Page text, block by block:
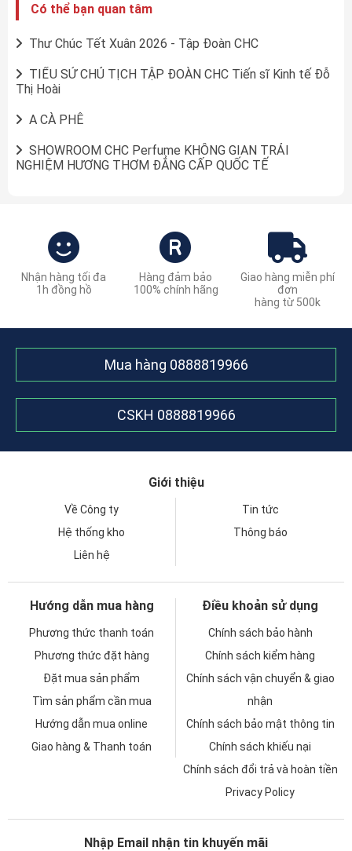
Có thể bạn quan tâm
Thư Chúc Tết Xuân 2026 - Tập Đoàn CHC
TIỂU SỬ CHỦ TỊCH TẬP ĐOÀN CHC Tiến sĩ Kinh tế Đỗ
Thị Hoài
A CÀ PHÊ
SHOWROOM CHC Perfume KHÔNG GIAN TRẢI
NGHIỆM HƯƠNG THƠM ĐẲNG CẤP QUỐC TẾ
Nhận hàng tối đa
1h đồng hồ
Hàng đảm bảo
100% chính hãng
Giao hàng miễn phí
đơn
hàng từ 500k
Mua hàng 0888819966
CSKH 0888819966
Giới thiệu
Về Công ty
Tin tức
Hệ thống kho
Thông báo
Liên hệ
Hướng dẫn mua hàng
Phương thức thanh toán
Phương thức đặt hàng
Đặt mua sản phẩm
Tìm sản phẩm cần mua
Hướng dẫn mua online
Giao hàng & Thanh toán
Điều khoản sử dụng
Chính sách bảo hành
Chính sách kiểm hàng
Chính sách vận chuyển & giao
nhận
Chính sách bảo mật thông tin
Chính sách khiếu nại
Chính sách đổi trả và hoàn tiền
Privacy Policy
Nhập Email nhận tin khuyến mãi